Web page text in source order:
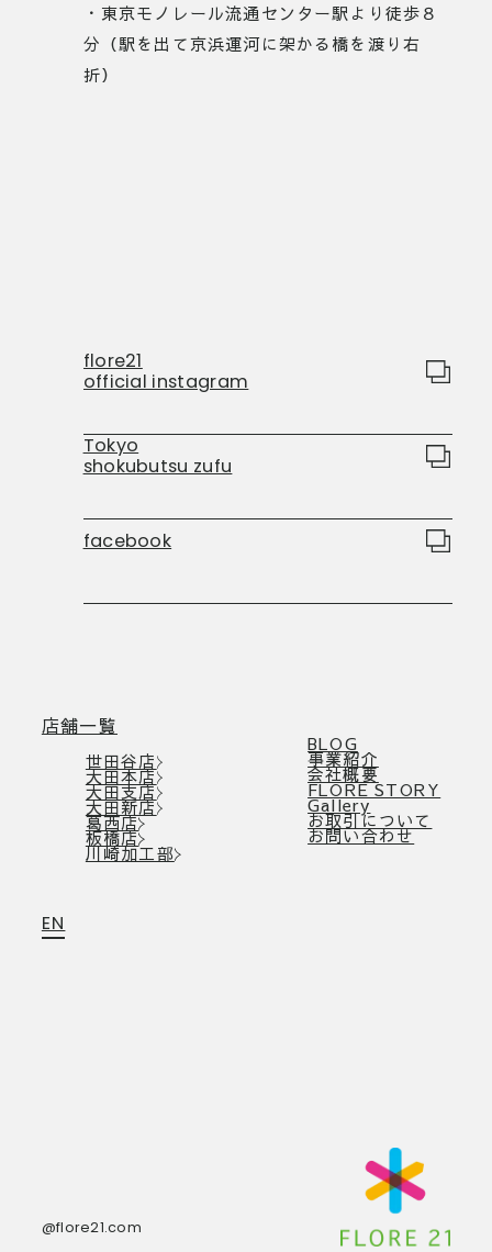
・東京モノレール流通センター駅より徒歩８
分（駅を出て京浜運河に架かる橋を渡り右
折）
flore21
official instagram
Tokyo
shokubutsu zufu
facebook
店舗一覧
世田谷店
大田本店
大田支店
大田新店
葛西店
板橋店
川崎加工部
BLOG
事業紹介
会社概要
FLORE STORY
Gallery
お取引について
お問い合わせ
EN
@flore21.com